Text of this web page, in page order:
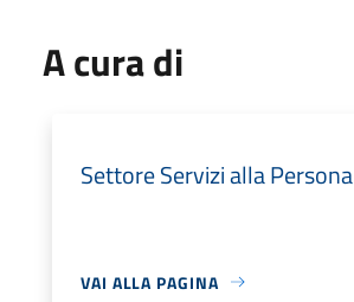
A cura di
Settore Servizi alla Persona
VAI ALLA PAGINA